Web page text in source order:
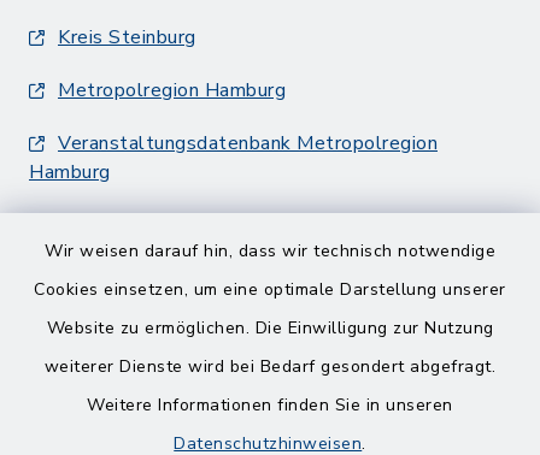
Wir weisen darauf hin, dass wir technisch notwendige
Cookies einsetzen, um eine optimale Darstellung unserer
Website zu ermöglichen. Die Einwilligung zur Nutzung
weiterer Dienste wird bei Bedarf gesondert abgefragt.
Weitere Informationen finden Sie in unseren
Datenschutzhinweisen.
Kreis Steinburg
Metropolregion Hamburg
Veranstaltungsdatenbank Metropolregion
Hamburg
Barrierefreiheit